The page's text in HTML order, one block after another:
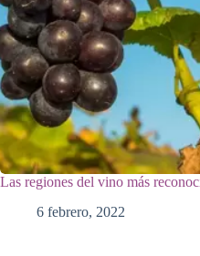
Las regiones del vino más
6 febrero, 2022